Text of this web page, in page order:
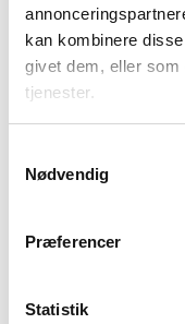
kan kombinere
givet dem, eller som
tjenester.
Nødvendig
Præferencer
Statistik
Søger du arbejde?
Ledige stillinger
Vikarløsninger